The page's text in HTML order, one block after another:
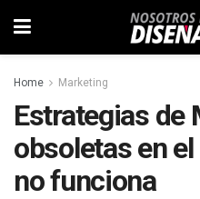
Home Marketing
Estrategias de
obsoletas en
no funciona